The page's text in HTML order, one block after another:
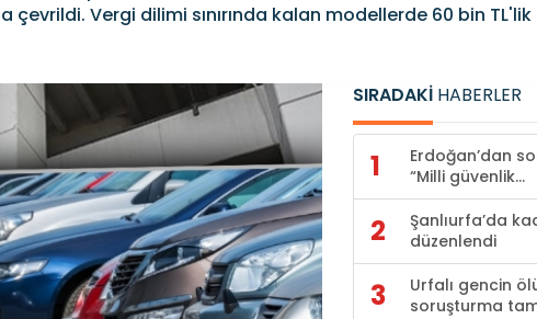
Vergi dilimi sınırında kalan modellerde 60 bin
SIRADAKİ HABERLER
1
Erdoğan’dan
“Milli güvenlik...
2
Şanlıurfa’da
düzenlendi
3
Urfalı gencin
soruşturma